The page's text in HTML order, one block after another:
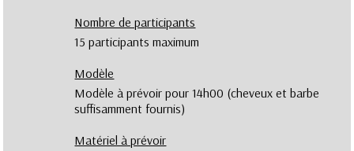
Nombre de participants
15 participants maximum
Modèle
Modèle à prévoir pour 14h00 (cheveux et barbe
suffisamment fournis)
Matériel à prévoir